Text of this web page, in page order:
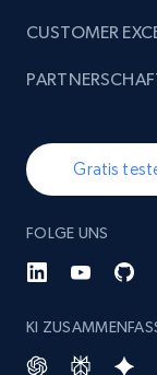
Post id,
name, and
4.4K+
Details
Gratis
FOLGE UNS
KI
CUSTOMER